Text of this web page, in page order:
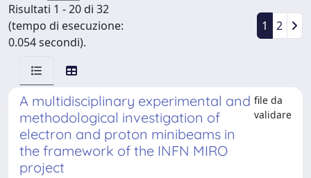
Risultati 1 - 20 di 32
(tempo di esecuzione:
0.054 secondi).
1 2
A multidisciplinary experimental and
methodological investigation of
electron and proton minibeams in
the framework of the INFN MIRO
project
file da
validare